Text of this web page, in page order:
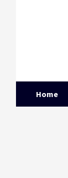
Home